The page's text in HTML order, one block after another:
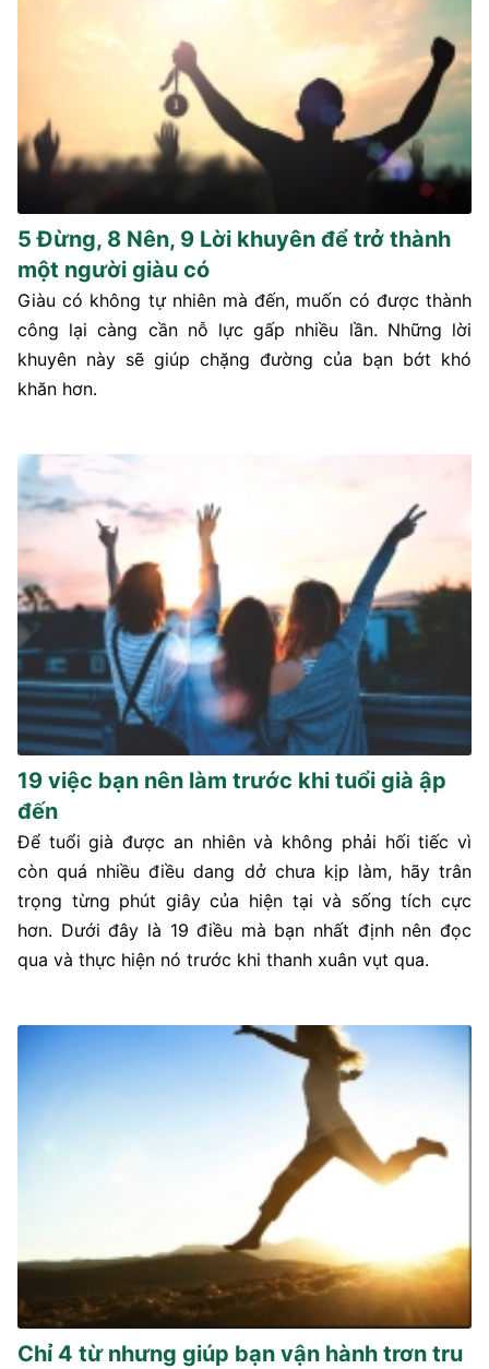
5 Đừng, 8 Nên, 9 Lời khuyên để trở thành
một người giàu có
Giàu có không tự nhiên mà đến, muốn có được thành
công lại càng cần nỗ lực gấp nhiều lần. Những lời
khuyên này sẽ giúp chặng đường của bạn bớt khó
khăn hơn.
19 việc bạn nên làm trước khi tuổi già ập
đến
Để tuổi già được an nhiên và không phải hối tiếc vì
còn quá nhiều điều dang dở chưa kịp làm, hãy trân
trọng từng phút giây của hiện tại và sống tích cực
hơn. Dưới đây là 19 điều mà bạn nhất định nên đọc
qua và thực hiện nó trước khi thanh xuân vụt qua.
Chỉ 4 từ nhưng giúp bạn vận hành trơn tru